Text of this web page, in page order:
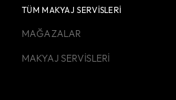
TÜM MAKYAJ SERVİSLERİ
MAĞAZALAR
MAKYAJ SERVİSLERİ